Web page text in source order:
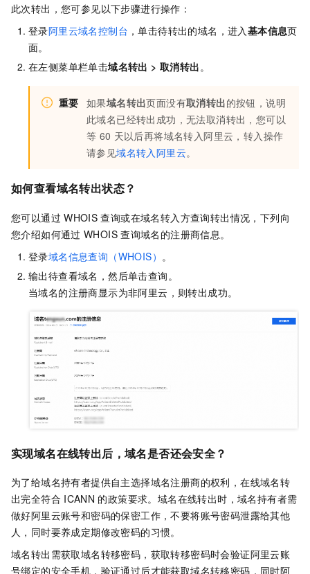
此次转出，您可参见以下步骤进行操作：
登录阿里云域名控制台 ，单击待转出的域名，进入基本信息页
面。
在左侧菜单栏单击域名转出 >取消转出。
重要 如果域名转出页面没有取消转出的按钮，说明
此域名已经转出成功，无法取消转出，您可以
等 60 天以后再将域名转入阿里云，转入操作
请参见域名转入阿里云。
如何查看域名转出状态？
您可以通过 WHOIS 查询或在域名转入方查询转出情况，下列向
您介绍如何通过 WHOIS 查询域名的注册商信息。
登录域名信息查询（WHOIS） 。
输出待查看域名，然后单击查询。
当域名的注册商显示为非阿里云，则转出成功。
实现域名在线转出后，域名是否还会安全？
为了给域名持有者提供自主选择域名注册商的权利，在线域名转
出完全符合 ICANN 的政策要求。域名在线转出时，域名持有者需
做好阿里云账号和密码的保密工作，不要将账号密码泄露给其他
人，同时要养成定期修改密码的习惯。
域名转出需获取域名转移密码，获取转移密码时会验证阿里云账
号绑定的安全手机，验证通过后才能获取域名转移密码，同时阿